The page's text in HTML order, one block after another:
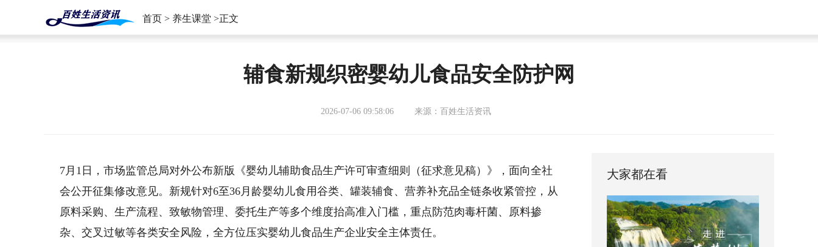
首页 > 养生课堂 >正文
辅食新规织密婴幼儿食品安全防护网
2026-07-06 09:58:06 来源：百姓生活资讯
7月1日，市场监管总局对外公布新版《婴幼儿辅助食品生产许可审查细则（征求意见稿）》，面向全社
会公开征集修改意见。新规针对6至36月龄婴幼儿食用谷类、罐装辅食、营养补充品全链条收紧管控，从
原料采购、生产流程、致敏物管理、委托生产等多个维度抬高准入门槛，重点防范肉毒杆菌、原料掺
杂、交叉过敏等各类安全风险，全方位压实婴幼儿食品生产企业安全主体责任。
大家都在看